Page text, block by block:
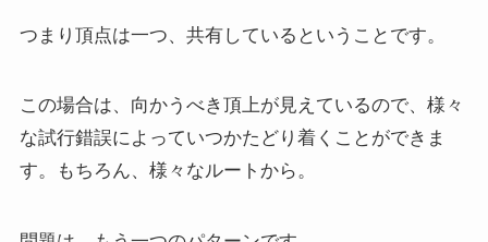
つまり頂点は一つ、共有しているということです。
この場合は、向かうべき頂上が見えているので、様々
な試行錯誤によっていつかたどり着くことができま
す。もちろん、様々なルートから。